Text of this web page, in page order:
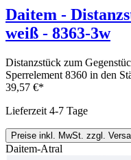
Daitem -
weiß - 8363-3w
Distanzstück zum
Sperrelement 8360 in den
39,57 €*
Lieferzeit 4-7 Tage
Preise inkl. MwSt. zzgl.
Daitem-Atral